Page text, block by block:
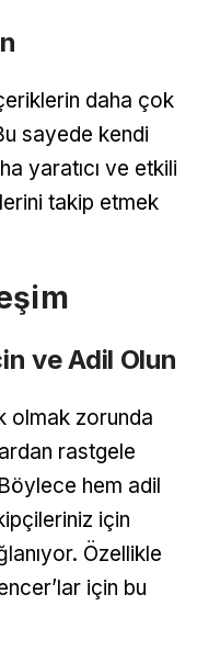
daha çok
sayede kendi
yaratıcı ve etkili
takip etmek
ve Adil Olun
olmak zorunda
rastgele
hem adil
için
Özellikle
için bu